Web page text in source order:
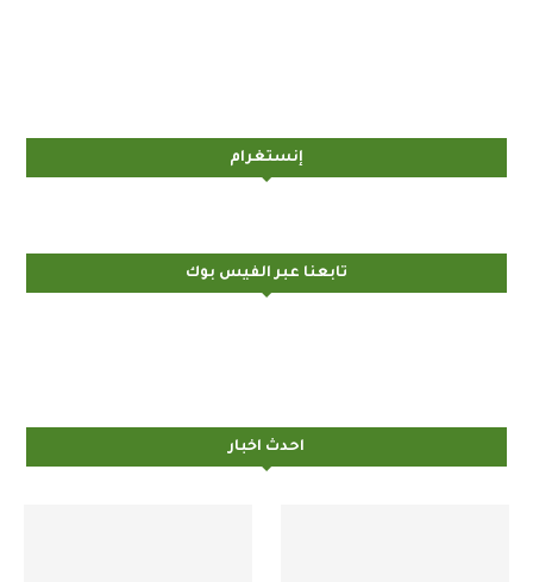
إنستغرام
تابعنا عبر الفيس بوك
احدث اخبار